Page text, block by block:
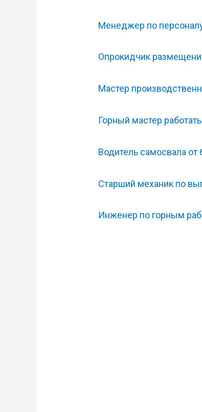
Менеджер по
Опрокидчик
Мастер
Горный мастер
Водитель самосвала от
Старший механик по
Инженер по горным